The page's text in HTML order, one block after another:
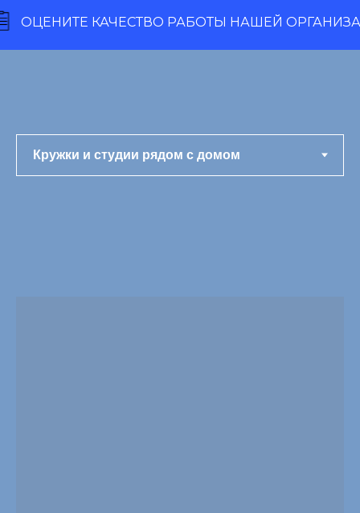
Творческая мастерская (для
КАЧЕСТВО РАБОТЫ НАШЕЙ ОРГАНИЗАЦИИ